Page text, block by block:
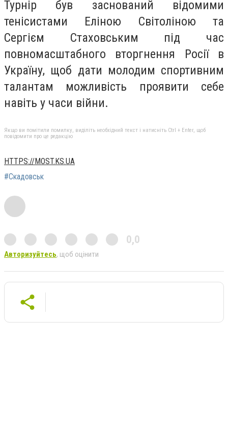
Турнір був заснований відомими
тенісистами Еліною Світоліною та
Сергієм Стаховським під час
повномасштабного вторгнення Росії в
Україну, щоб дати молодим спортивним
талантам можливість проявити себе
навіть у часи війни.
Якщо ви помітили помилку, виділіть необхідний текст і натисніть Ctrl + Enter, щоб
повідомити про це редакцію
HTTPS://MOST.KS.UA
#Скадовськ
0,0
Авторизуйтесь, щоб оцінити